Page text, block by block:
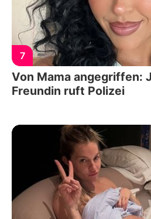
7
Von Mama angegriffen:
Freundin ruft Polizei